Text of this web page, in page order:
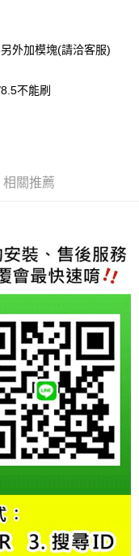
付方式。 讓您購物簡單
連結，可透過四大超商／
頁面顯示為準，若有關於
請聯繫「AFTEE先享後付
support/home
先享後付」服務完成之交
交易相關給付款項請求債
人之同意方可使用
失，本公司不負相關責
之用戶狀況，依本公司即
形，本公司將視審查結果
度並採取法律行動。
外加模塊(請洽客服)
不能刷
相關推薦